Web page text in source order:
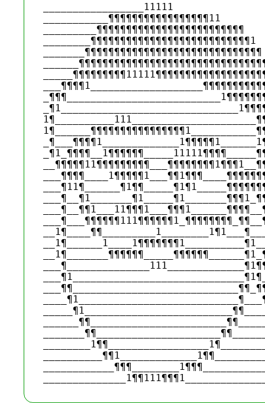
_________________11111
___________¶¶¶¶¶¶¶¶¶¶¶¶¶¶¶¶¶11
_________¶¶¶¶¶¶¶¶¶¶¶¶¶¶¶¶¶¶¶¶¶¶¶¶¶
________¶¶¶¶¶¶¶¶¶¶¶¶¶¶¶¶¶¶¶¶¶¶¶¶¶¶¶1
_______¶¶¶¶¶¶¶¶¶¶¶¶¶¶¶¶¶¶¶¶¶¶¶¶¶¶¶¶¶¶